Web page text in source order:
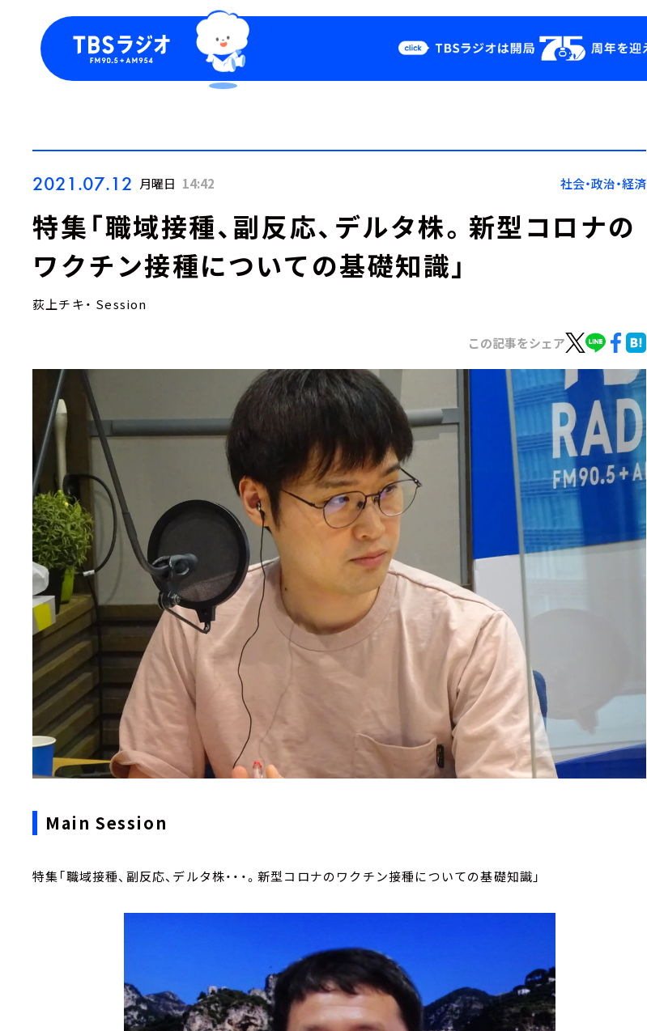
Podcast
YouTube
会社情報
2021.07.12 月曜日 14:42 社会・政治・経済
特集「職域接種、副反応、デルタ株。新型コロナの
ワクチン接種についての基礎知識」
荻上チキ・ Session
この記事をシェア
Main Session
特集「職域接種、副反応、デルタ株・・・。新型コロナのワクチン接種についての基礎知識」